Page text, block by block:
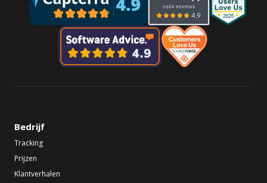
Bedrijf
Tracking
Prijzen
Klantverhalen